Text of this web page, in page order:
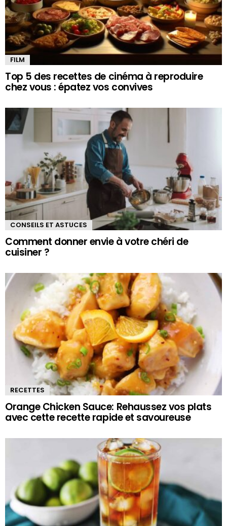
FILM
Top 5 des recettes de cinéma à reproduire
chez vous : épatez vos convives
CONSEILS ET ASTUCES
Comment donner envie à votre chéri de
cuisiner ?
RECETTES
Orange Chicken Sauce: Rehaussez vos plats
avec cette recette rapide et savoureuse